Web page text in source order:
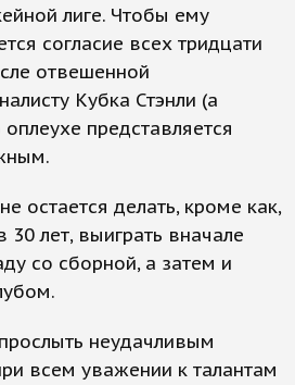
лиге. Чтобы ему
согласие всех тридцати
отвешенной
Кубка Стэнли (а
оплеухе представляется
остается делать, кроме как,
лет, выиграть вначале
со сборной, а затем и
неудачливым
всем уважении к талантам